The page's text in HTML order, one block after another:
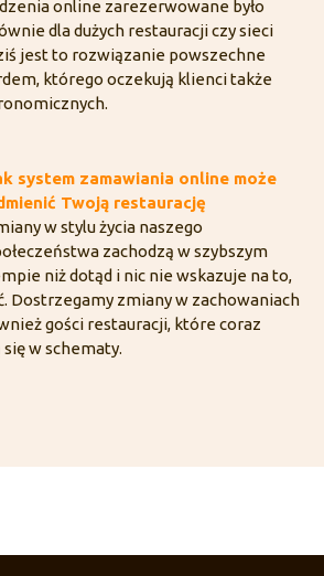
online zarezerwowane było
dla dużych restauracji czy sieci
jest to rozwiązanie powszechne
którego oczekują klienci także
system zamawiania online może
Twoją restaurację
w stylu życia naszego
zachodzą w szybszym
niż dotąd i nic nie wskazuje na to,
Dostrzegamy zmiany w zachowaniach
gości restauracji, które coraz
się w schematy.